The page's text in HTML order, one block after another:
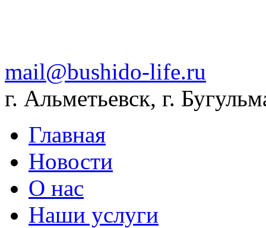
mail@bushido-life.ru
г. Альметьевск, г.
Главная
Новости
О нас
Наши услуги